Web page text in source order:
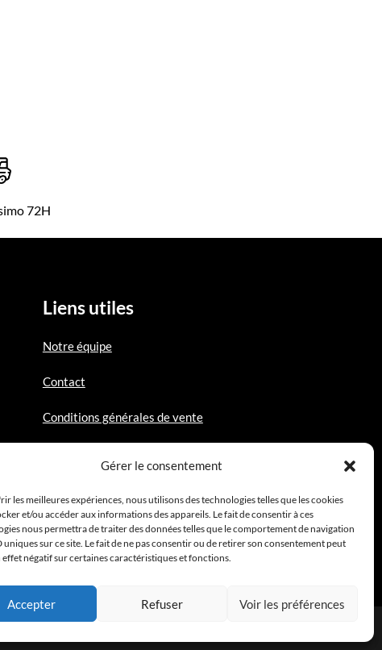
Gérer le consentement
les meilleures expériences, nous utilisons des technologies telles que les cookies
et/ou accéder aux informations des appareils. Le fait de consentir à ces
nous permettra de traiter des données telles que le comportement de navigation
uniques sur ce site. Le fait de ne pas consentir ou de retirer son consentement peut
négatif sur certaines caractéristiques et fonctions.
Accepter Refuser Voir les préférences
72H
Liens utiles
Notre équipe
Contact
Conditions générales de vente